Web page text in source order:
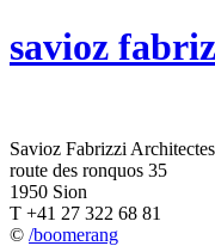
savioz
Savioz Fabrizzi
route des ronquos 35
1950 Sion
T +41 27 322 68 81
© /boomerang